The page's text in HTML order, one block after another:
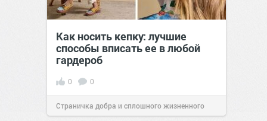
Как носить кепку: лучшие
способы вписать ее в любой
гардероб
0 0
Страничка добра и сплошного жизненного